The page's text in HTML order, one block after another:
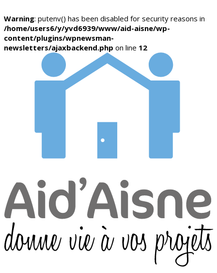
Warning: putenv() has been disabled for security reasons in
/home/users6/y/yvd6939/www/aid-aisne/wp-
content/plugins/wpnewsman-
newsletters/ajaxbackend.php on line 12